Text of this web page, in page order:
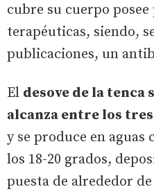
cubre su cuerpo
terapéuticas, siendo,
publicaciones, un
El desove de la tenca
alcanza entre los
y se produce en
los 18-20 grados,
puesta de alrededor